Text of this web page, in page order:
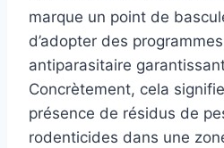
marque un point de
d’adopter des
antiparasitaire
Concrètement, cela
présence de résidus de
rodenticides dans une